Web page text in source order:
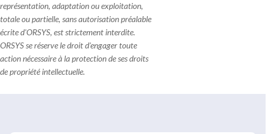
représentation, adaptation ou exploitation,
totale ou partielle, sans autorisation préalable
écrite d'ORSYS, est strictement interdite.
ORSYS se réserve le droit d'engager toute
action nécessaire à la protection de ses droits
de propriété intellectuelle.